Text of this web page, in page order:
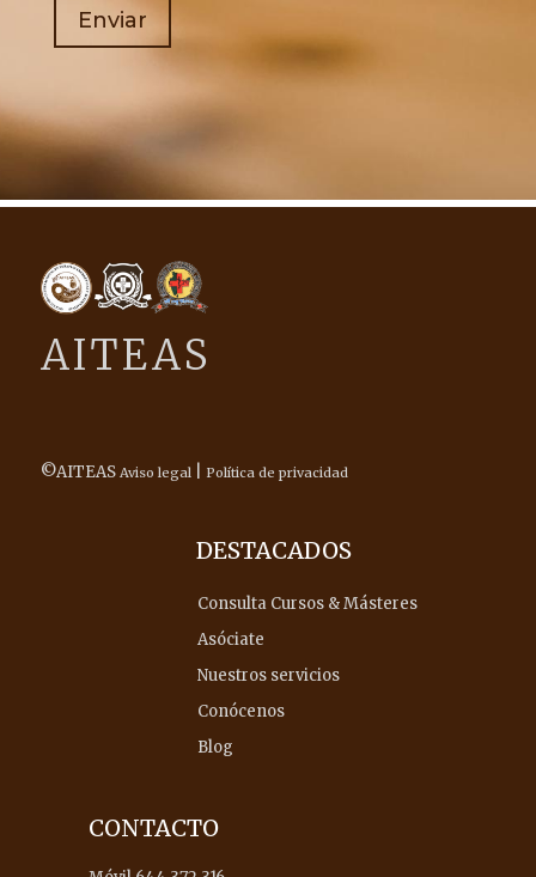
AITEAS
©AITEAS Aviso legal| Política de privacidad
DESTACADOS
Consulta Cursos & Másteres
Asóciate
Nuestros servicios
Conócenos
Blog
CONTACTO